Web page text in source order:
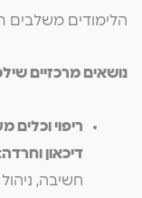
הלימודים משלבים
נושאים מרכזיים
ריפוי
דיכאון
חשיבה,